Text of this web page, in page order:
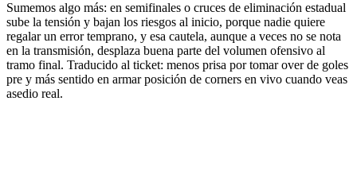
Sumemos algo más: en semifinales o cruces de eliminación estadual
sube la tensión y bajan los riesgos al inicio, porque nadie quiere
regalar un error temprano, y esa cautela, aunque a veces no se nota
en la transmisión, desplaza buena parte del volumen ofensivo al
tramo final. Traducido al ticket: menos prisa por tomar over de goles
pre y más sentido en armar posición de corners en vivo cuando veas
asedio real.